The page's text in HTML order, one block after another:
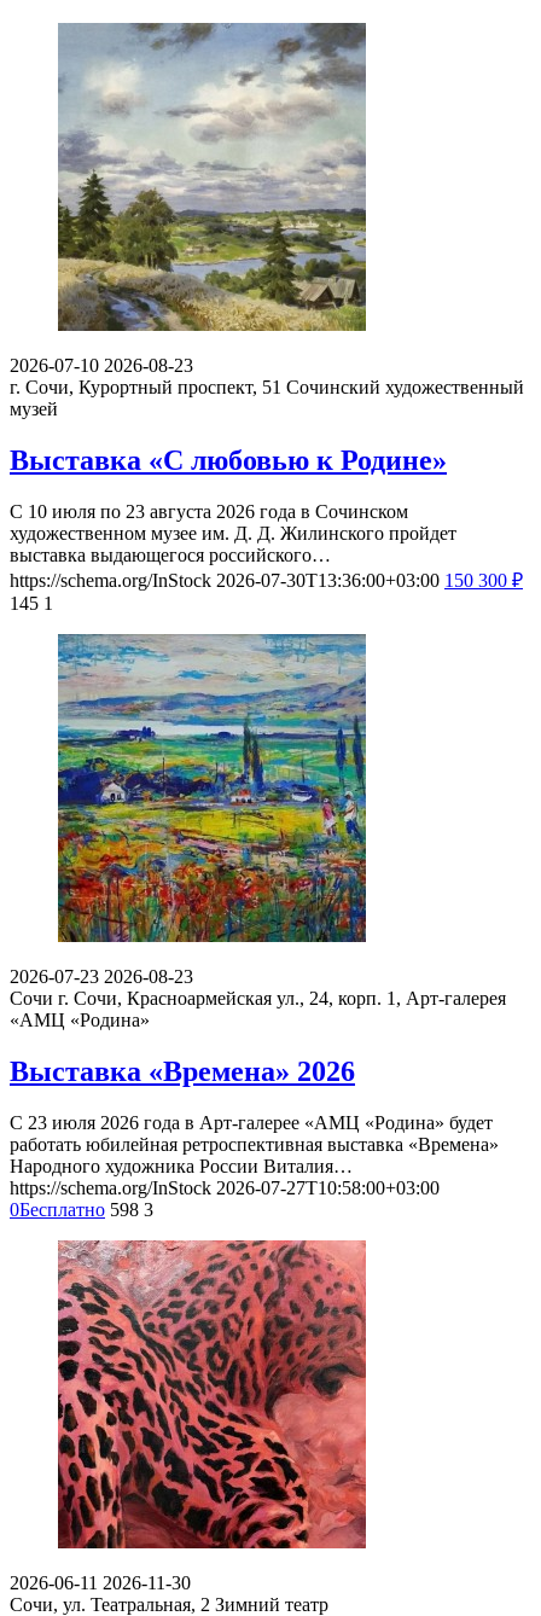
2026-07-10 2026-08-23
г. Сочи, Курортный проспект, 51 Сочинский художественный
музей
Выставка «С любовью к Родине»
С 10 июля по 23 августа 2026 года в Сочинском
художественном музее им. Д. Д. Жилинского пройдет
выставка выдающегося российского…
https://schema.org/InStock 2026-07-30T13:36:00+03:00 150 300 ₽
145 1
2026-07-23 2026-08-23
Сочи г. Сочи, Красноармейская ул., 24, корп. 1, Арт-галерея
«АМЦ «Родина»
Выставка «Времена» 2026
С 23 июля 2026 года в Арт-галерее «АМЦ «Родина» будет
работать юбилейная ретроспективная выставка «Времена»
Народного художника России Виталия…
https://schema.org/InStock 2026-07-27T10:58:00+03:00
0Бесплатно 598 3
2026-06-11 2026-11-30
Сочи, ул. Театральная, 2 Зимний театр